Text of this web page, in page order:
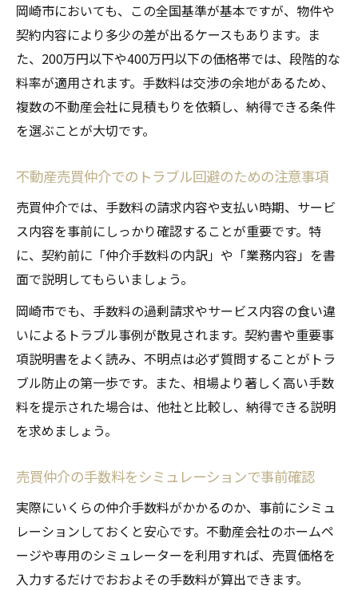
制度
売買仲介の地域相場と全国的な違いを比較
岡崎市の売買仲介で注目される実務事情と
は
地域情報を活用した売買仲介手数料節約方
手数料適正化を目指す売買仲介のポイント
売買仲介の手数料交渉を成功させるコツ
適正な売買仲介手数料を見極める判断基準
売買仲介で割引や特典を受けるための方法
安心できる売買仲介業者選びのポイント
売買仲介手数料の見直しで得するポイント
岡崎市においても、この全国基準が基本ですが、物件や
契約内容により多少の差が出るケースもあります。ま
た、200万円以下や400万円以下の価格帯では、段階的な
料率が適用されます。手数料は交渉の余地があるため、
複数の不動産会社に見積もりを依頼し、納得できる条件
を選ぶことが大切です。
不動産売買仲介でのトラブル回避のための注意事項
売買仲介では、手数料の請求内容や支払い時期、サービ
ス内容を事前にしっかり確認することが重要です。特
に、契約前に「仲介手数料の内訳」や「業務内容」を書
面で説明してもらいましょう。
岡崎市でも、手数料の過剰請求やサービス内容の食い違
いによるトラブル事例が散見されます。契約書や重要事
項説明書をよく読み、不明点は必ず質問することがトラ
ブル防止の第一歩です。また、相場より著しく高い手数
料を提示された場合は、他社と比較し、納得できる説明
を求めましょう。
売買仲介の手数料をシミュレーションで事前確認
実際にいくらの仲介手数料がかかるのか、事前にシミュ
レーションしておくと安心です。不動産会社のホームペ
ージや専用のシミュレーターを利用すれば、売買価格を
入力するだけでおおよその手数料が算出できます。